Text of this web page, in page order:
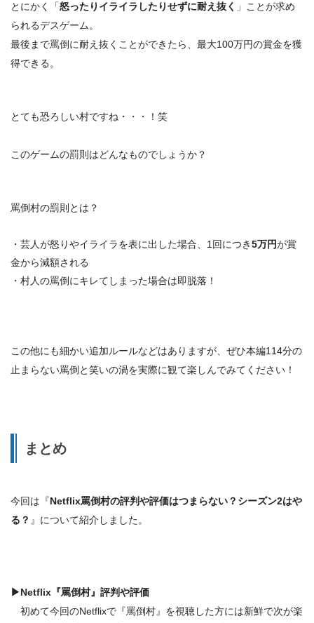
とにかく「怒ったりイライラしたりせずに耐え抜く 」ことが求め
られるデスゲーム。
最後まで罵倒に耐え抜くことができたら、 最大100万円の賞金を獲
得できる。
とても恐ろしい村ですね・・・！笑
このゲームの罰則はどんなものでしょうか？
罵倒村の罰則とは？
・芸人が怒りやイライラを表に出した場合、1回につき5万円が賞
金から減額される
・村人の罵倒にキレてしまった場合は即脱落 ！
この他にも細かい追加ルールなどはありますが、ぜひ本編114分の
止まらない罵倒と笑いの渦を実際に観て楽しんでみてください！
まとめ
今回は『Netflix罵倒村の評判や評価はつまらない？シーズン2はや
る？ 』について紹介しました。
▶Netflix『罵倒村』 評判や評価
初めて今回のNetflixで『罵倒村』を視聴した方には新鮮で次が楽